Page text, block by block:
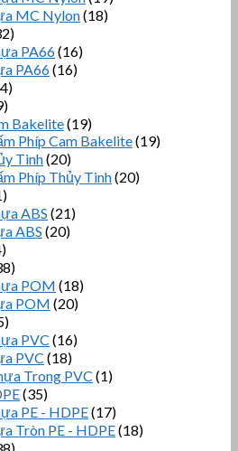
MC Nylon(18)
PA66(16)
PA66(16)
Bakelite(19)
Phíp Cam Bakelite(19)
Tinh(20)
Phíp Thủy Tinh(20)
ABS (21)
ABS (20)
POM (18)
POM (20)
PVC (16)
PVC (18)
Trong PVC (1)
(35)
PE - HDPE(17)
Tròn PE - HDPE(18)